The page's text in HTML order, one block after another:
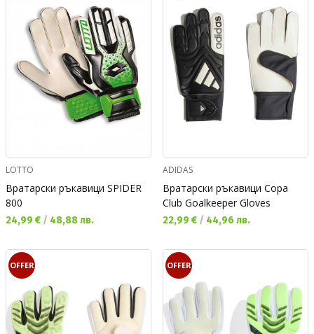
LOTTO
Вратарски ръкавици SPIDER
800
Текуща цена:
24,99 € / 48,88 лв.
ADIDAS
Вратарски ръкавици Copa
Club Goalkeeper Gloves
Текуща цена:
22,99 € / 44,96 лв.
OFFER OFFER